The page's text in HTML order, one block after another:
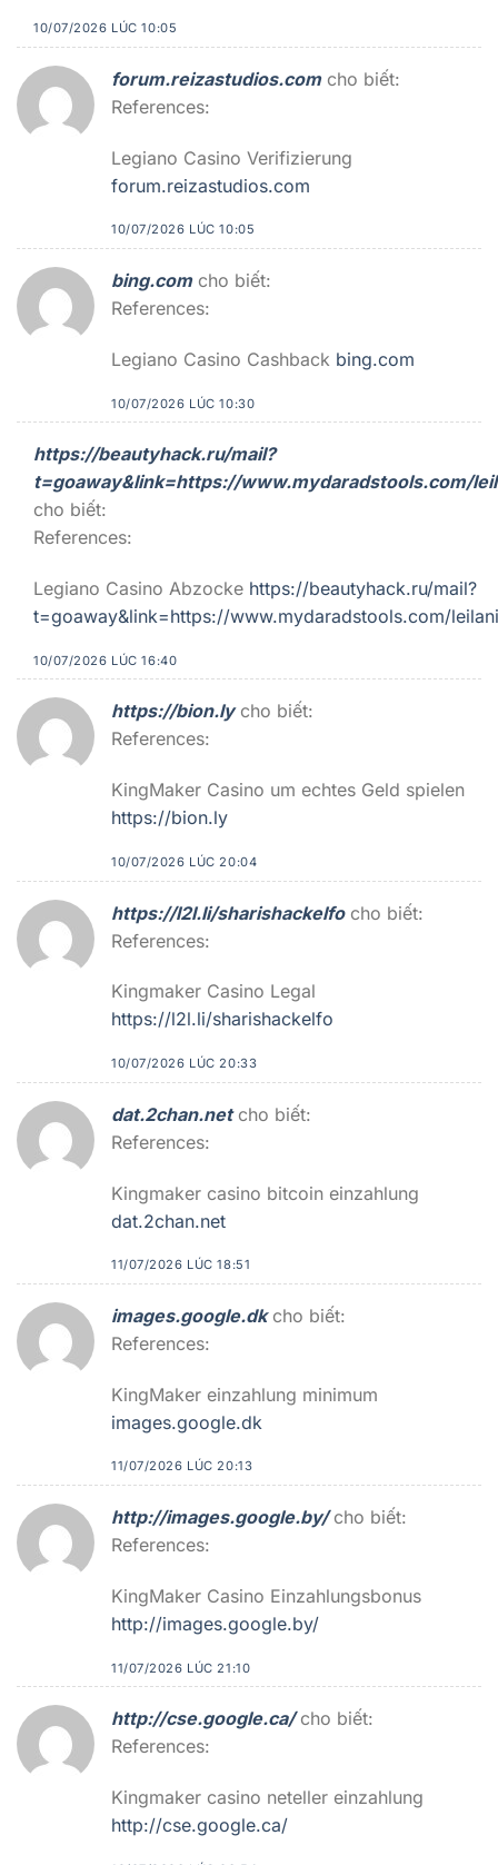
10/07/2026 LÚC 10:05
forum.reizastudios.com cho biết:
References:
Legiano Casino Verifizierung
forum.reizastudios.com
10/07/2026 LÚC 10:05
bing.com cho biết:
References:
Legiano Casino Cashback bing.com
10/07/2026 LÚC 10:30
https://beautyhack.ru/mail?
t=goaway&link=https://www.mydaradstools.com/
cho biết:
References:
Legiano Casino Abzocke https://beautyhack.ru/mail?
t=goaway&link=https://www.mydaradstools.com/
10/07/2026 LÚC 16:40
https://bion.ly cho biết:
References:
KingMaker Casino um echtes Geld spielen
https://bion.ly
10/07/2026 LÚC 20:04
https://l2l.li/sharishackelfo cho biết:
References:
Kingmaker Casino Legal
https://l2l.li/sharishackelfo
10/07/2026 LÚC 20:33
dat.2chan.net cho biết:
References:
Kingmaker casino bitcoin einzahlung
dat.2chan.net
11/07/2026 LÚC 18:51
images.google.dk cho biết:
References:
KingMaker einzahlung minimum
images.google.dk
11/07/2026 LÚC 20:13
http://images.google.by/ cho biết:
References:
KingMaker Casino Einzahlungsbonus
http://images.google.by/
11/07/2026 LÚC 21:10
http://cse.google.ca/ cho biết:
References:
Kingmaker casino neteller einzahlung
http://cse.google.ca/